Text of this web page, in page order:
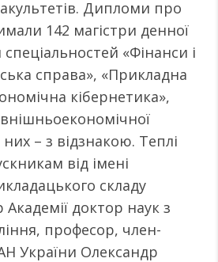
Дипломи про
142 магістри денної
«Фінанси і
справа», «Прикладна
кібернетика»,
них – з відзнакою. Теплі
від імені
складу
доктор наук з
професор, член-
України Олександр